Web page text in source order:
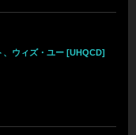
、ウィズ・ユー [UHQCD]